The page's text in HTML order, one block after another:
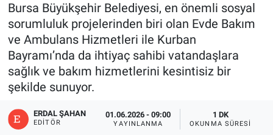
Bursa Büyükşehir Belediyesi, en önemli sosyal
sorumluluk projelerinden biri olan Evde Bakım
ve Ambulans Hizmetleri ile Kurban
Bayramı’nda da ihtiyaç sahibi vatandaşlara
sağlık ve bakım hizmetlerini kesintisiz bir
şekilde sunuyor.
ERDAL ŞAHAN
EDITÖR
01.06.2026 - 09:00
YAYINLANMA
1 DK
OKUNMA SÜRESI